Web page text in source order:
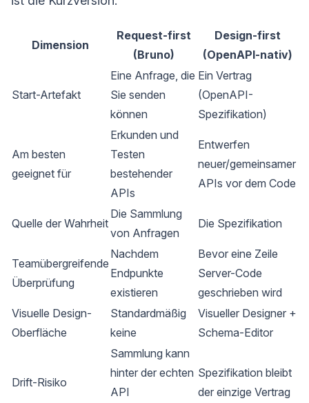
Dimension
Request-first
(Bruno)
Design-first
(OpenAPI-nativ)
Start-Artefakt
Eine Anfrage, die
Sie senden
können
Ein Vertrag
(OpenAPI-
Spezifikation)
Am besten
geeignet für
Erkunden und
Testen
bestehender
APIs
Entwerfen
neuer/gemeinsamer
APIs vor dem Code
Quelle der Wahrheit
Die Sammlung
von Anfragen
Die Spezifikation
Teamübergreifende
Überprüfung
Nachdem
Endpunkte
existieren
Bevor eine Zeile
Server-Code
geschrieben wird
Visuelle Design-
Oberfläche
Standardmäßig
keine
Visueller Designer +
Schema-Editor
Drift-Risiko
Sammlung kann
hinter der echten
API
Spezifikation bleibt
der einzige Vertrag